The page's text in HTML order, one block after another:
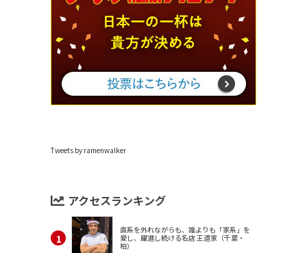
Tweets by ramenwalker
アクセスランキング
直系を外れながらも、誰よりも「家系」を
愛し、躍進し続ける名店 王道家（千葉・
柏）